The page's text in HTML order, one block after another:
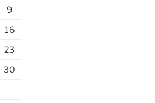
9
16
23
30